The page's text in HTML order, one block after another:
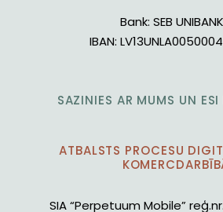
Bank: SEB
IBAN:
SAZINIES AR MUMS UN ESI
ATBALSTS PROCESU
SIA “Perpetuum Mobile”